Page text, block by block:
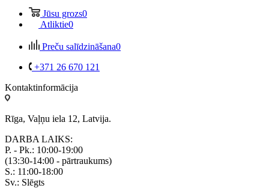
Jūsu grozs0
Atliktie0
Preču salīdzināšana0
+371 26 670 121
Kontaktinformācija
Rīga, Vaļņu iela 12, Latvija.
DARBA LAIKS:
P. - Pk.: 10:00-19:00
(13:30-14:00 - pārtraukums)
S.: 11:00-18:00
Sv.: Slēgts